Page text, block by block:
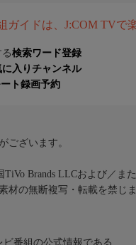
ガイドは、J:COM TVで
る検索ワード登録
に入りチャンネル
ート録画予約
ございます。
Brands LLCおよび／ま
材の無断複写・転載を禁じま
ビ番組の公式情報である